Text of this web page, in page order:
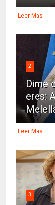
Leer Mas
2
Dime
eres:
Leer Mas
3